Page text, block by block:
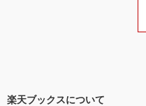
楽天ブックスについて